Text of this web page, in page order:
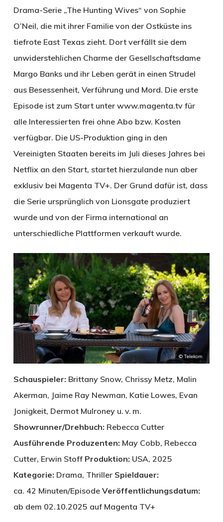
Drama-Serie „The Hunting Wives“ von Sophie
O’Neil, die mit ihrer Familie von der Ostküste ins
tiefrote East Texas zieht. Dort verfällt sie dem
unwiderstehlichen Charme der Gesellschaftsdame
Margo Banks und ihr Leben gerät in einen Strudel
aus Besessenheit, Verführung und Mord. Die erste
Episode ist zum Start unter www.magenta.tv für
alle Interessierten frei ohne Abo bzw. Kosten
verfügbar. Die US-Produktion ging in den
Vereinigten Staaten bereits im Juli dieses Jahres bei
Netflix an den Start, startet hierzulande nun aber
exklusiv bei Magenta TV+. Der Grund dafür ist, dass
die Serie ursprünglich von Lionsgate produziert
wurde und von der Firma international an
unterschiedliche Plattformen verkauft wurde.
© Telekom
Schauspieler: Brittany Snow, Chrissy Metz, Malin
Akerman, Jaime Ray Newman, Katie Lowes, Evan
Jonigkeit, Dermot Mulroney u. v. m.
Showrunner/Drehbuch: Rebecca Cutter
Ausführende Produzenten: May Cobb, Rebecca
Cutter, Erwin Stoff Produktion: USA, 2025
Kategorie: Drama, Thriller Spieldauer:
ca. 42 Minuten/Episode Veröffentlichungsdatum:
ab dem 02.10.2025 auf Magenta TV+